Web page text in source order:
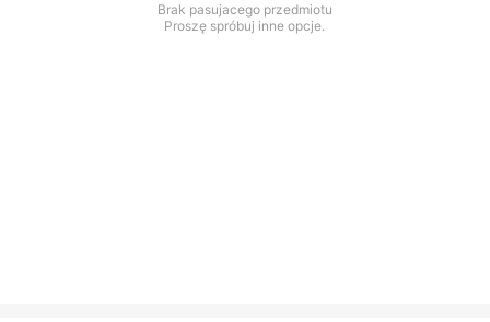
Brak pasujacego przedmiotu
Proszę spróbuj inne opcje.